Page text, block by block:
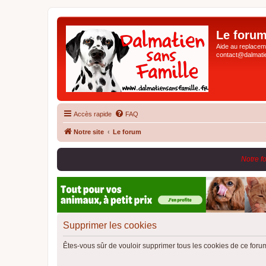
Le
Aide au
Accès rapide FAQ
Notre site Le forum
Notre
Supprimer les cookies
Êtes-vous sûr de vouloir supprimer tous les cookies de ce